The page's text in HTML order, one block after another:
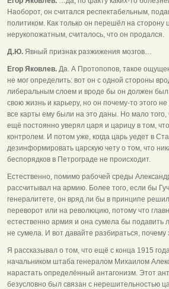
Наоборот, он считался респектабельным,
политиком. Как только он перешёл на сторону
нерукопожатным, считалось, что он продался.
Д.Ю. Явный признак разжижения мозгов…
Егор Яковлев. Да. А Протопопов, такое
не мог определить: вот он с одной стороны
либеральным слоем и вроде бы он должен был
свою жизнь и карьеру, но он почему-то этого
все карты ему были на это даны. Но мало того,
ещё постоянно уверял царя и царицу в том,
контролем. И потом уже, когда царь уедет в
дезинформировать царскую чету о том, что
беспорядков в Петрограде не происходит.
Естественно, помимо рабочей среды
рассчитывал на армию. Более того, если бы
генералитете, он вряд ли бы в принципе
переворот или на революцию, потому что
естественно армия и она сумела бы подавить
не сумела. И вот давайте разбираться,
Я рассказывал о том, что ещё с конца 1915
начальником штаба генералом Михаилом
нарастать определённый антагонизм. Этот
безусловно был связан с нерешительностью